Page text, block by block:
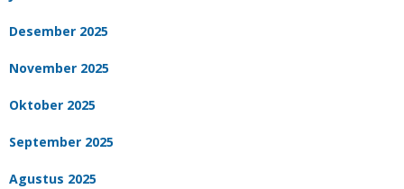
Desember 2025
November 2025
Oktober 2025
September 2025
Agustus 2025